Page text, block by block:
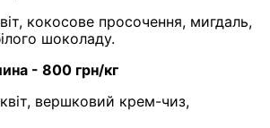
кокосове просочення, мигдаль,
шоколаду.
- 800 грн/кг
вершковий крем-чиз,